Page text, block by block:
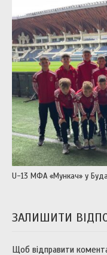
U-13 МФА «Мункач» у
ЗАЛИШИТИ
Щоб відправити